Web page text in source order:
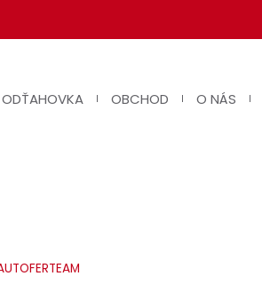
ODŤAHOVKA OBCHOD O NÁS